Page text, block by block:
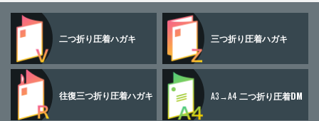
二つ折り圧着ハガキ 三つ折り圧着ハガキ
往復三つ折り圧着ハガキ A3→A4二つ折り圧着DM